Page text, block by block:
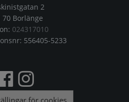
2
70 Borlänge
024317010
556405-5233
för cookies